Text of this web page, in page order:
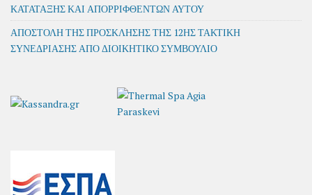
ΚΑΤΑΤΑΞΗΣ ΚΑΙ ΑΠΟΡΡΙΦΘΕΝΤΩΝ ΑΥΤΟΥ
ΑΠΟΣΤΟΛΗ ΤΗΣ ΠΡΟΣΚΛΗΣΗΣ ΤΗΣ 12ΗΣ ΤΑΚΤΙΚΗ
ΣΥΝΕΔΡΙΑΣΗΣ ΑΠΟ ΔΙΟΙΚΗΤΙΚΟ ΣΥΜΒΟΥΛΙΟ